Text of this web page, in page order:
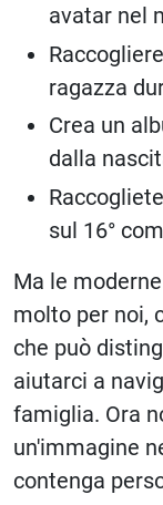
avatar nel
ragazza
Crea un
dalla
sul 16°
Ma le
molto per noi,
che può
aiutarci a
famiglia. Ora
un'immagine
contenga